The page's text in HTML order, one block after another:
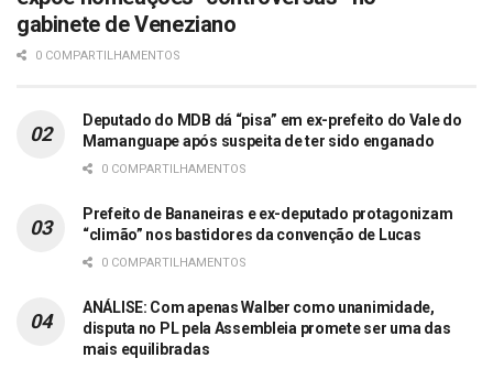
gabinete de Veneziano
0 COMPARTILHAMENTOS
Deputado do MDB dá “pisa” em ex-prefeito do Vale do
Mamanguape após suspeita de ter sido enganado
0 COMPARTILHAMENTOS
Prefeito de Bananeiras e ex-deputado protagonizam
“climão” nos bastidores da convenção de Lucas
0 COMPARTILHAMENTOS
ANÁLISE: Com apenas Walber como unanimidade,
disputa no PL pela Assembleia promete ser uma das
mais equilibradas